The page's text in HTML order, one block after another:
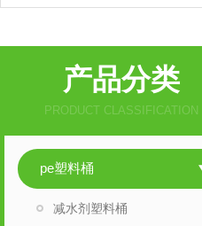
产品分类
PRODUCT CLASSIFICATION
pe塑料桶
减水剂塑料桶